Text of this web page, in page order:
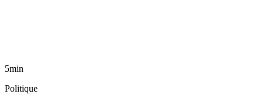
5min
Politique